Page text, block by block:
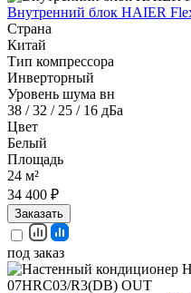
Внутренний блок HAIER
Страна
Китай
Тип компрессора
Инверторный
Уровень шума вн
38 / 32 / 25 / 16 дБа
Цвет
Белый
Площадь
24 м²
34 400 ₽
Заказать
под заказ